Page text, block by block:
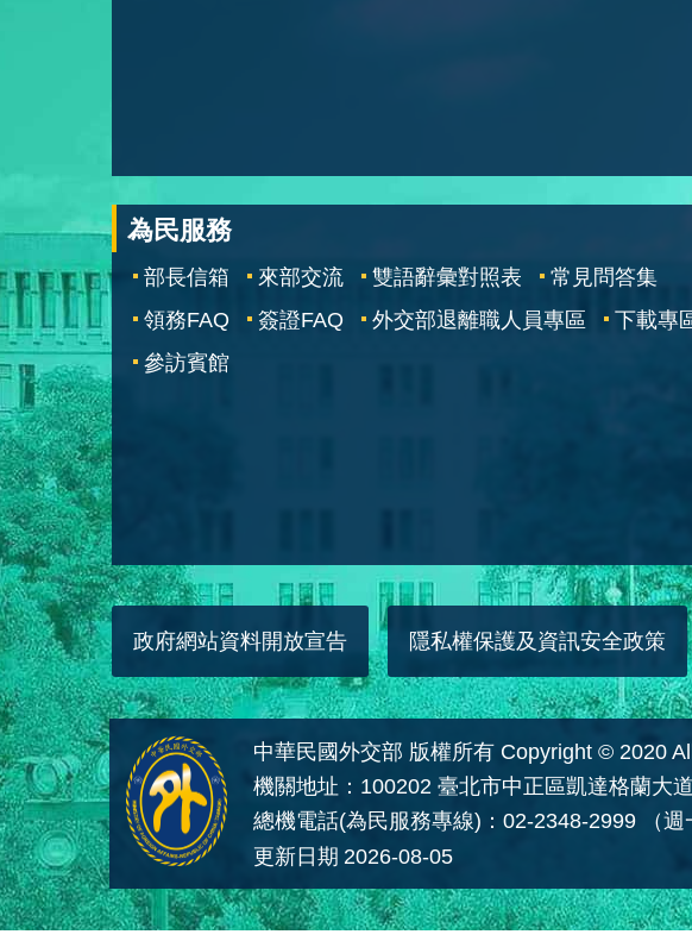
為民服務
部長信箱 來部交流 雙語辭彙對照表
常見問答集
領務FAQ
簽證FAQ 外交部退離職人員專區
下載專
參訪賓館
政府網站資料開放宣告 隱私權保護及資訊安全政策
中華民國外交部 版權所有 Copyright © 2020
機關地址：100202 臺北市中正區凱達格蘭大
總機電話(為民服務專線)：02-2348-2999 （週
更新日期 2026-08-05